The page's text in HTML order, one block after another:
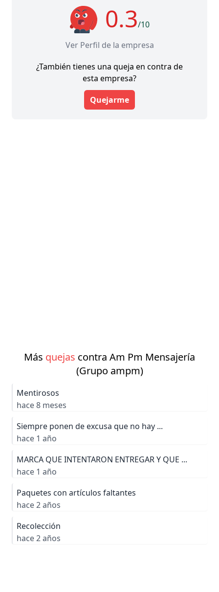
0.3/10
Ver Perfil de la empresa
¿También tienes una queja en contra de
esta empresa?
Quejarme
Más quejas contra Am Pm Mensajería
(Grupo ampm)
Mentirosos
hace 8 meses
Siempre ponen de excusa que no hay ...
hace 1 año
MARCA QUE INTENTARON ENTREGAR Y QUE ...
hace 1 año
Paquetes con artículos faltantes
hace 2 años
Recolección
hace 2 años